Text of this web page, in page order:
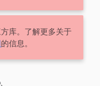
库。了解更多关于
的信息。